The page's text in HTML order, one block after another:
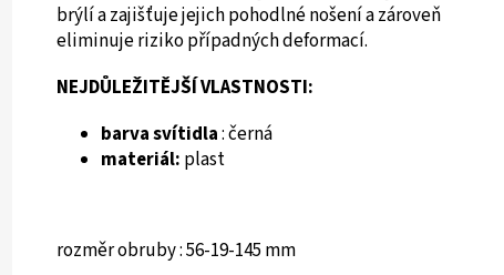
brýlí a zajišťuje jejich pohodlné nošení a zároveň
eliminuje riziko případných deformací.
NEJDŮLEŽITĚJŠÍ VLASTNOSTI:
barva svítidla: černá
materiál: plast
rozměr obruby : 56-19-145 mm